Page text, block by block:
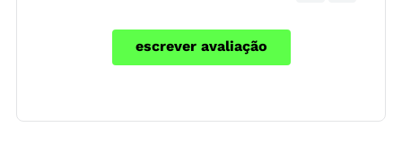
escrever avaliação